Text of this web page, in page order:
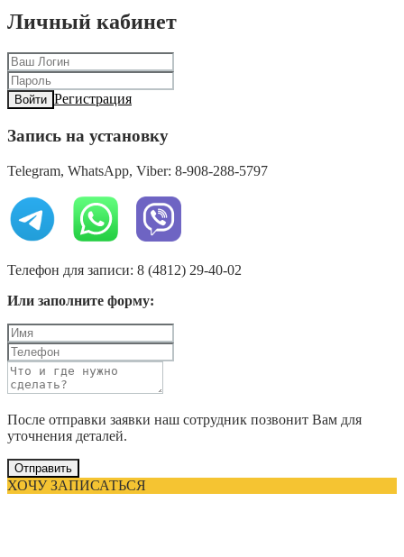
Личный кабинет
Войти Регистрация
Запись на установку
Telegram, WhatsApp, Viber: 8-908-288-5797
Телефон для записи: 8 (4812) 29-40-02
Или заполните форму:
После отправки заявки наш сотрудник позвонит Вам для
уточнения деталей.
Отправить
ХОЧУ ЗАПИСАТЬСЯ